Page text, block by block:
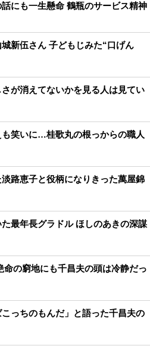
にも一生懸命 鶴瓶のサービス精神
新伍さん 子どもじみた“口げん
が消えてないかを見る人は見てい
笑いに…桂歌丸の根っからの職人
路恵子と役柄になりきった萬屋錦
最年長グラドル ほしのあきの深謀
命の窮地にも千昌夫の頭は冷静だっ
こっちのもんだ」と語った千昌夫の